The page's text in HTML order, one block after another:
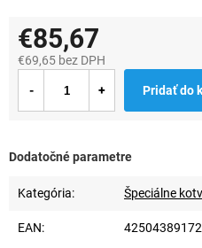
Dodatočné parametre
Kategória: Špeciálne
EAN:
€85,67
€69,65 bez DPH
cena:
Pridať do